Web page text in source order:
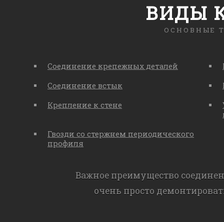
ВИДЫ
ОСНОВНЫЕ
Соединение крепежных деталей
Соединение встык
Крепление к стене
Гвозди со стержнем периодического
профиля
Важное преимущество
очень просто